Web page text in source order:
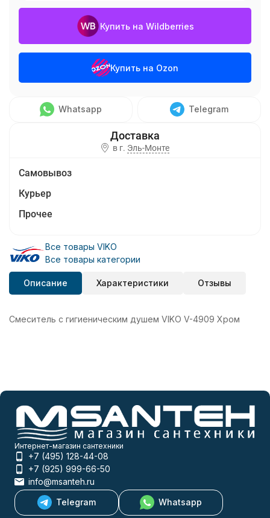
Купить на Wildberries
Купить на Ozon
Whatsapp Telegram
в г. Эль-Монте
Самовывоз
Курьер
Прочее
Все товары VIKO
Все товары категории
Описание Характеристики Отзывы
Смеситель с гигиеническим душем VIKO V-4909 Хром
Интернет-магазин сантехники
+7 (495) 128-44-08
+7 (925) 999-66-50
info@msanteh.ru
Telegram
Whatsapp